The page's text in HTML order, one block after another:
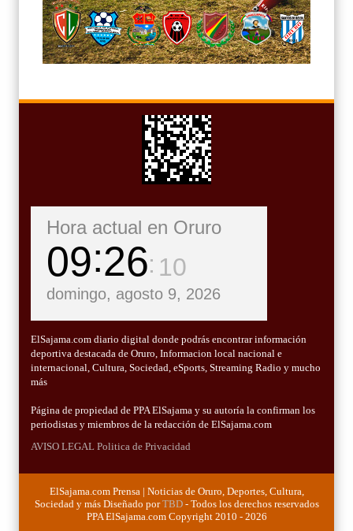
Hora actual en Oruro
09 26 12
domingo, agosto 9, 2026
ElSajama.com diario digital donde podrás encontrar información
deportiva destacada de Oruro, Informacion local nacional e
internacional, Cultura, Sociedad, eSports, Streaming Radio y mucho
más
Página de propiedad de PPA ElSajama y su autoría la confirman los
periodistas y miembros de la redacción de ElSajama.com
AVISO LEGAL Politica de Privacidad
ElSajama.com Prensa | Noticias de Oruro, Deportes, Cultura,
Sociedad y más Diseñado porTBD- Todos los derechos reservados
PPA ElSajama.com Copyright 2010 - 2026